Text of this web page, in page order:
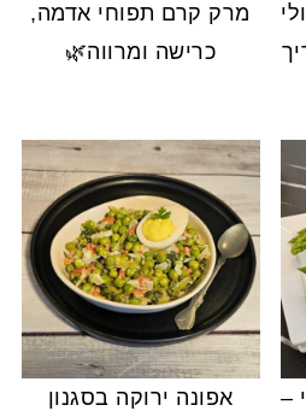
מרק קרם תפוחי אדמה,
כרישה ומרווה🌿
–
אפונה ירוקה בסגנון